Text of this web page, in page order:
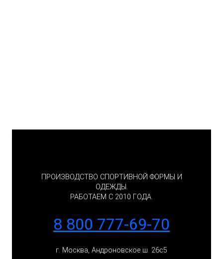
ПРОИЗВОДСТВО СПОРТИВНОЙ ФОРМЫ И
ОДЕЖДЫ.
РАБОТАЕМ С 2010 ГОДА.
8 800 777-69-70
г. Москва, Андроновское ш. 26с5